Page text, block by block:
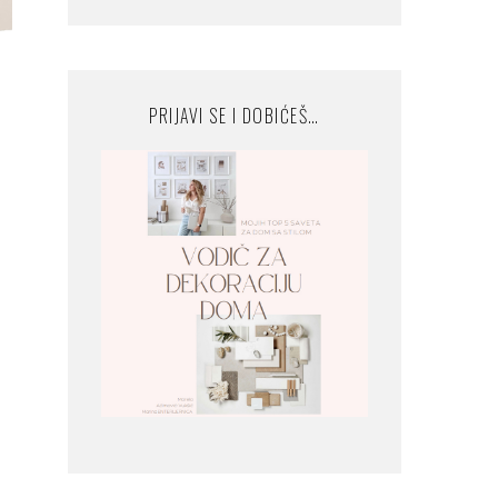
PRIJAVI SE I DOBIĆEŠ…